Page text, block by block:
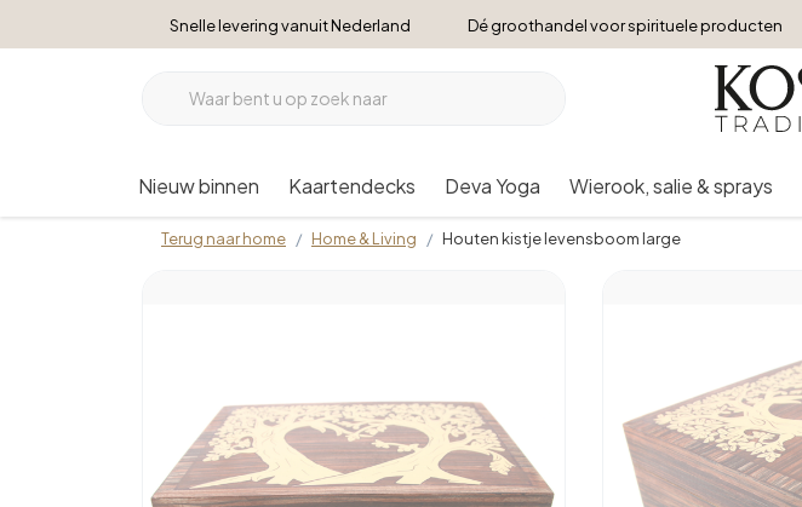
Snelle levering vanuit Nederland Dé groothandel voor spirituele producten
Nieuw binnen Kaartendecks Deva Yoga Wierook, salie & sprays
Terug naar home Home & Living Houten kistje levensboom large